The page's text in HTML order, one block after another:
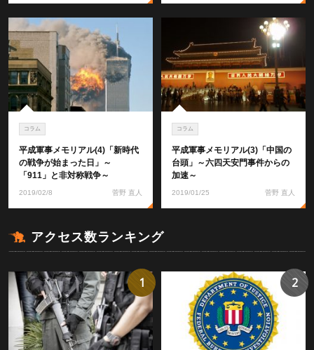
コラム
平成軍事メモリアル(4)「新時代
の戦争が始まった日」～
「911」と非対称戦争～
2019/02/8 菅野 直人
コラム
平成軍事メモリアル(3)「中国の
台頭」～六四天安門事件からの
加速～
2019/01/25 菅野 直人
アクセス数ランキング
1 2